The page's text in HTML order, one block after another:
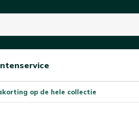
Open/sluit
op de hele collectie